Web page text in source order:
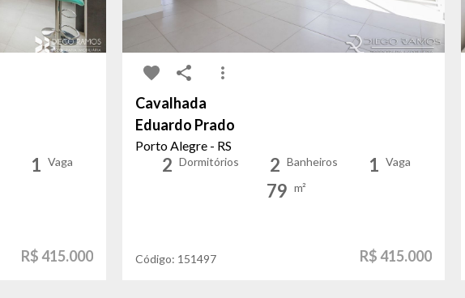
1 Vaga
R$ 415.000
Cavalhada
Eduardo Prado
Porto Alegre - RS
2 Dormitórios 2 Banheiros 1 Vaga
79 m²
Código: 151497 R$ 415.000